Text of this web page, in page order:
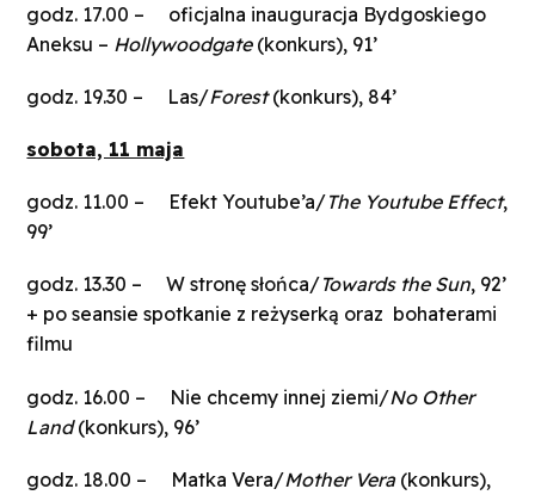
godz. 17.00 – oficjalna inauguracja Bydgoskiego
Aneksu – Hollywoodgate(konkurs), 91’
godz. 19.30 – Las/Forest(konkurs), 84’
sobota, 11 maja
godz. 11.00 – Efekt Youtube’a/The Youtube Effect,
99’
godz. 13.30 – W stronę słońca/Towards the Sun, 92’
+ po seansie spotkanie z reżyserką oraz bohaterami
filmu
godz. 16.00 – Nie chcemy innej ziemi/No Other
Land(konkurs), 96’
godz. 18.00 – Matka Vera/Mother Vera(konkurs),